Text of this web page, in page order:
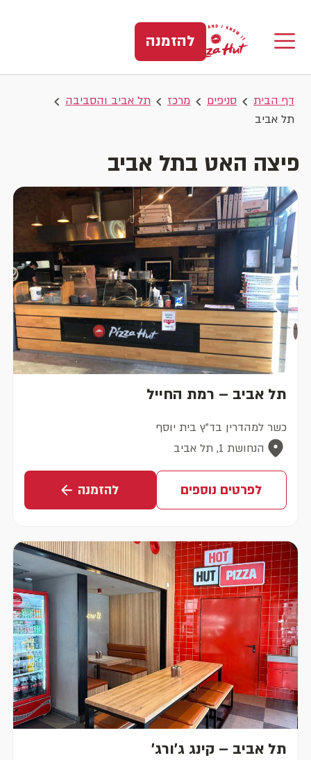
להזמנה
דף הבית סניפים מרכז
תל אביב והסביבה
תל אביב
פיצה האט בתל אביב
תל אביב – רמת החייל
כשר למהדרין בד"ץ בית יוסף
הנחושת 1, תל אביב
לפרטים נוספים להזמנה
תל אביב – קינג ג'ורג'